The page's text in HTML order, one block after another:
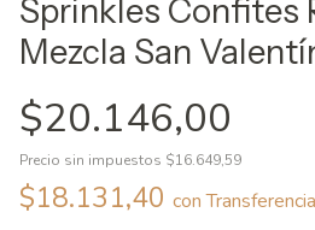
Sprinkles Confites
Mezcla San
$20.146,00
Precio sin impuestos $16.649,59
$18.131,40 con